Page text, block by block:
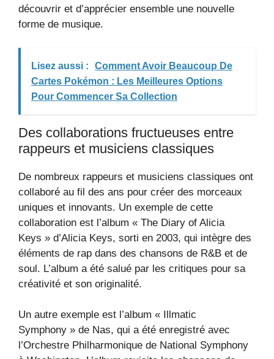
découvrir et d’apprécier ensemble une nouvelle
forme de musique.
Lisez aussi :
Comment Avoir Beaucoup De
Cartes Pokémon : Les Meilleures Options
Pour Commencer Sa Collection
Des collaborations fructueuses entre
rappeurs et musiciens classiques
De nombreux rappeurs et musiciens classiques ont
collaboré au fil des ans pour créer des morceaux
uniques et innovants. Un exemple de cette
collaboration est l’album « The Diary of Alicia
Keys » d’Alicia Keys, sorti en 2003, qui intègre des
éléments de rap dans des chansons de R&B et de
soul. L’album a été salué par les critiques pour sa
créativité et son originalité.
Un autre exemple est l’album « Illmatic
Symphony » de Nas, qui a été enregistré avec
l’Orchestre Philharmonique de National Symphony